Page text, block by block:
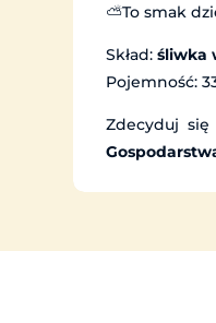
⛅To smak
Skład: śliwka
Pojemność:
Zdecyduj